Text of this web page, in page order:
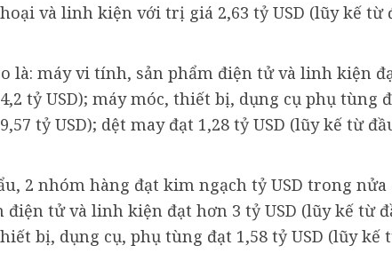
và linh kiện với trị giá 2,63 tỷ USD (lũy kế từ
là: máy vi tính, sản phẩm điện tử và linh kiện
tỷ USD); máy móc, thiết bị, dụng cụ phụ tùng
tỷ USD); dệt may đạt 1,28 tỷ USD (lũy kế từ
2 nhóm hàng đạt kim ngạch tỷ USD trong nửa
tử và linh kiện đạt hơn 3 tỷ USD (lũy kế từ
bị, dụng cụ, phụ tùng đạt 1,58 tỷ USD (lũy kế